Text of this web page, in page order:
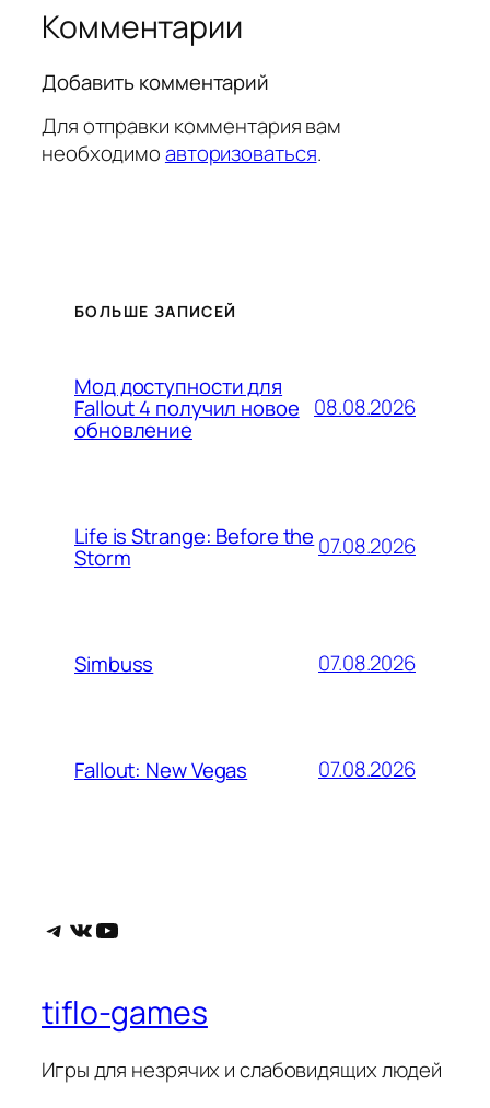
Комментарии
Добавить комментарий
Для отправки комментария вам
необходимоавторизоваться.
БОЛЬШЕ ЗАПИСЕЙ
Мод доступности для
Fallout 4 получил новое
обновление
08.08.2026
Life is Strange: Before the
Storm 07.08.2026
Simbuss 07.08.2026
Fallout: New Vegas 07.08.2026
Telegram
ВКонтакте
YouTube
tiflo-games
Игры для незрячих и слабовидящих людей